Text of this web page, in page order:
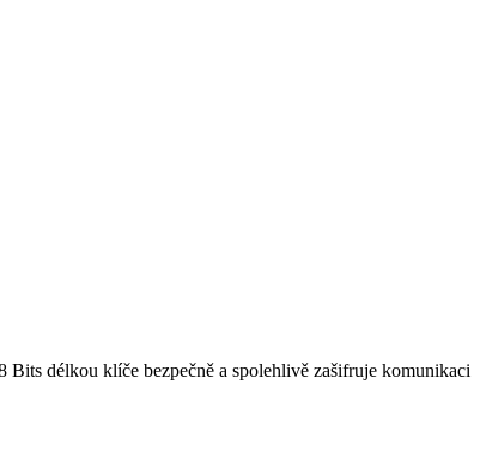
délkou klíče bezpečně a spolehlivě zašifruje komunikaci